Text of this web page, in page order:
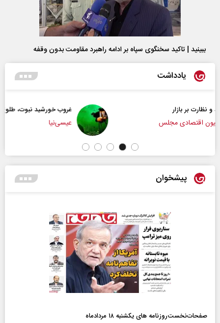
ببینید | تاکید سخنگوی سپاه بر ادامه راهبرد مقاومت بدون وقفه
یادداشت
غروب خورشید نبوت، طلوع تمدن امت
پیشخوان
صفحات‌نخست‌روزنامه ها‌ی یکشنبه ۱۸ مردادماه